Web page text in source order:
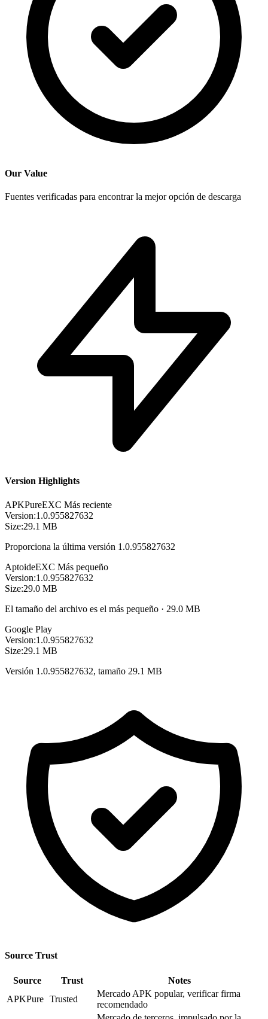
Our Value
Fuentes verificadas para encontrar la mejor opción de descarga
Version Highlights
APKPureEXC Más reciente
Version:1.0.955827632
Size:29.1 MB
Proporciona la última versión 1.0.955827632
AptoideEXC Más pequeño
Version:1.0.955827632
Size:29.0 MB
El tamaño del archivo es el más pequeño · 29.0 MB
Google Play
Version:1.0.955827632
Size:29.1 MB
Versión 1.0.955827632, tamaño 29.1 MB
Source Trust
Source Trust
Notes
APKPure Trusted
Mercado APK popular, verificar firma
recomendado